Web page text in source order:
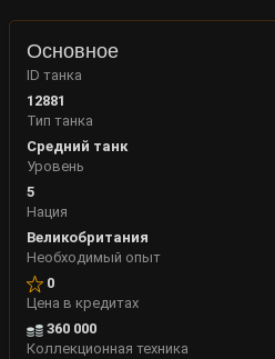
Основное
ID танка
12881
Тип танка
Средний танк
Уровень
5
Нация
Великобритания
Необходимый опыт
0
Цена в кредитах
360 000
Коллекционная техника